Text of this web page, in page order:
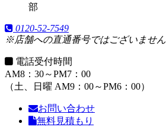
部
0120-52-7549
※店舗への直通番号ではございません
電話受付時間
AM8：30～PM7：00
（土、日曜 AM9：00～PM6：00）
お問い合わせ
無料見積もり